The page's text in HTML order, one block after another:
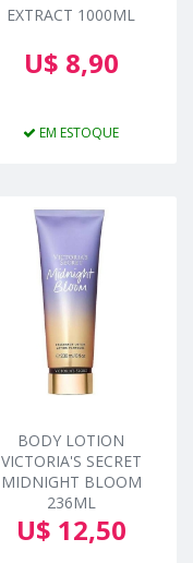
EXTRACT 1000ML
U$ 8,90
EM ESTOQUE
BODY LOTION
VICTORIA'S SECRET
MIDNIGHT BLOOM
236ML
U$ 12,50